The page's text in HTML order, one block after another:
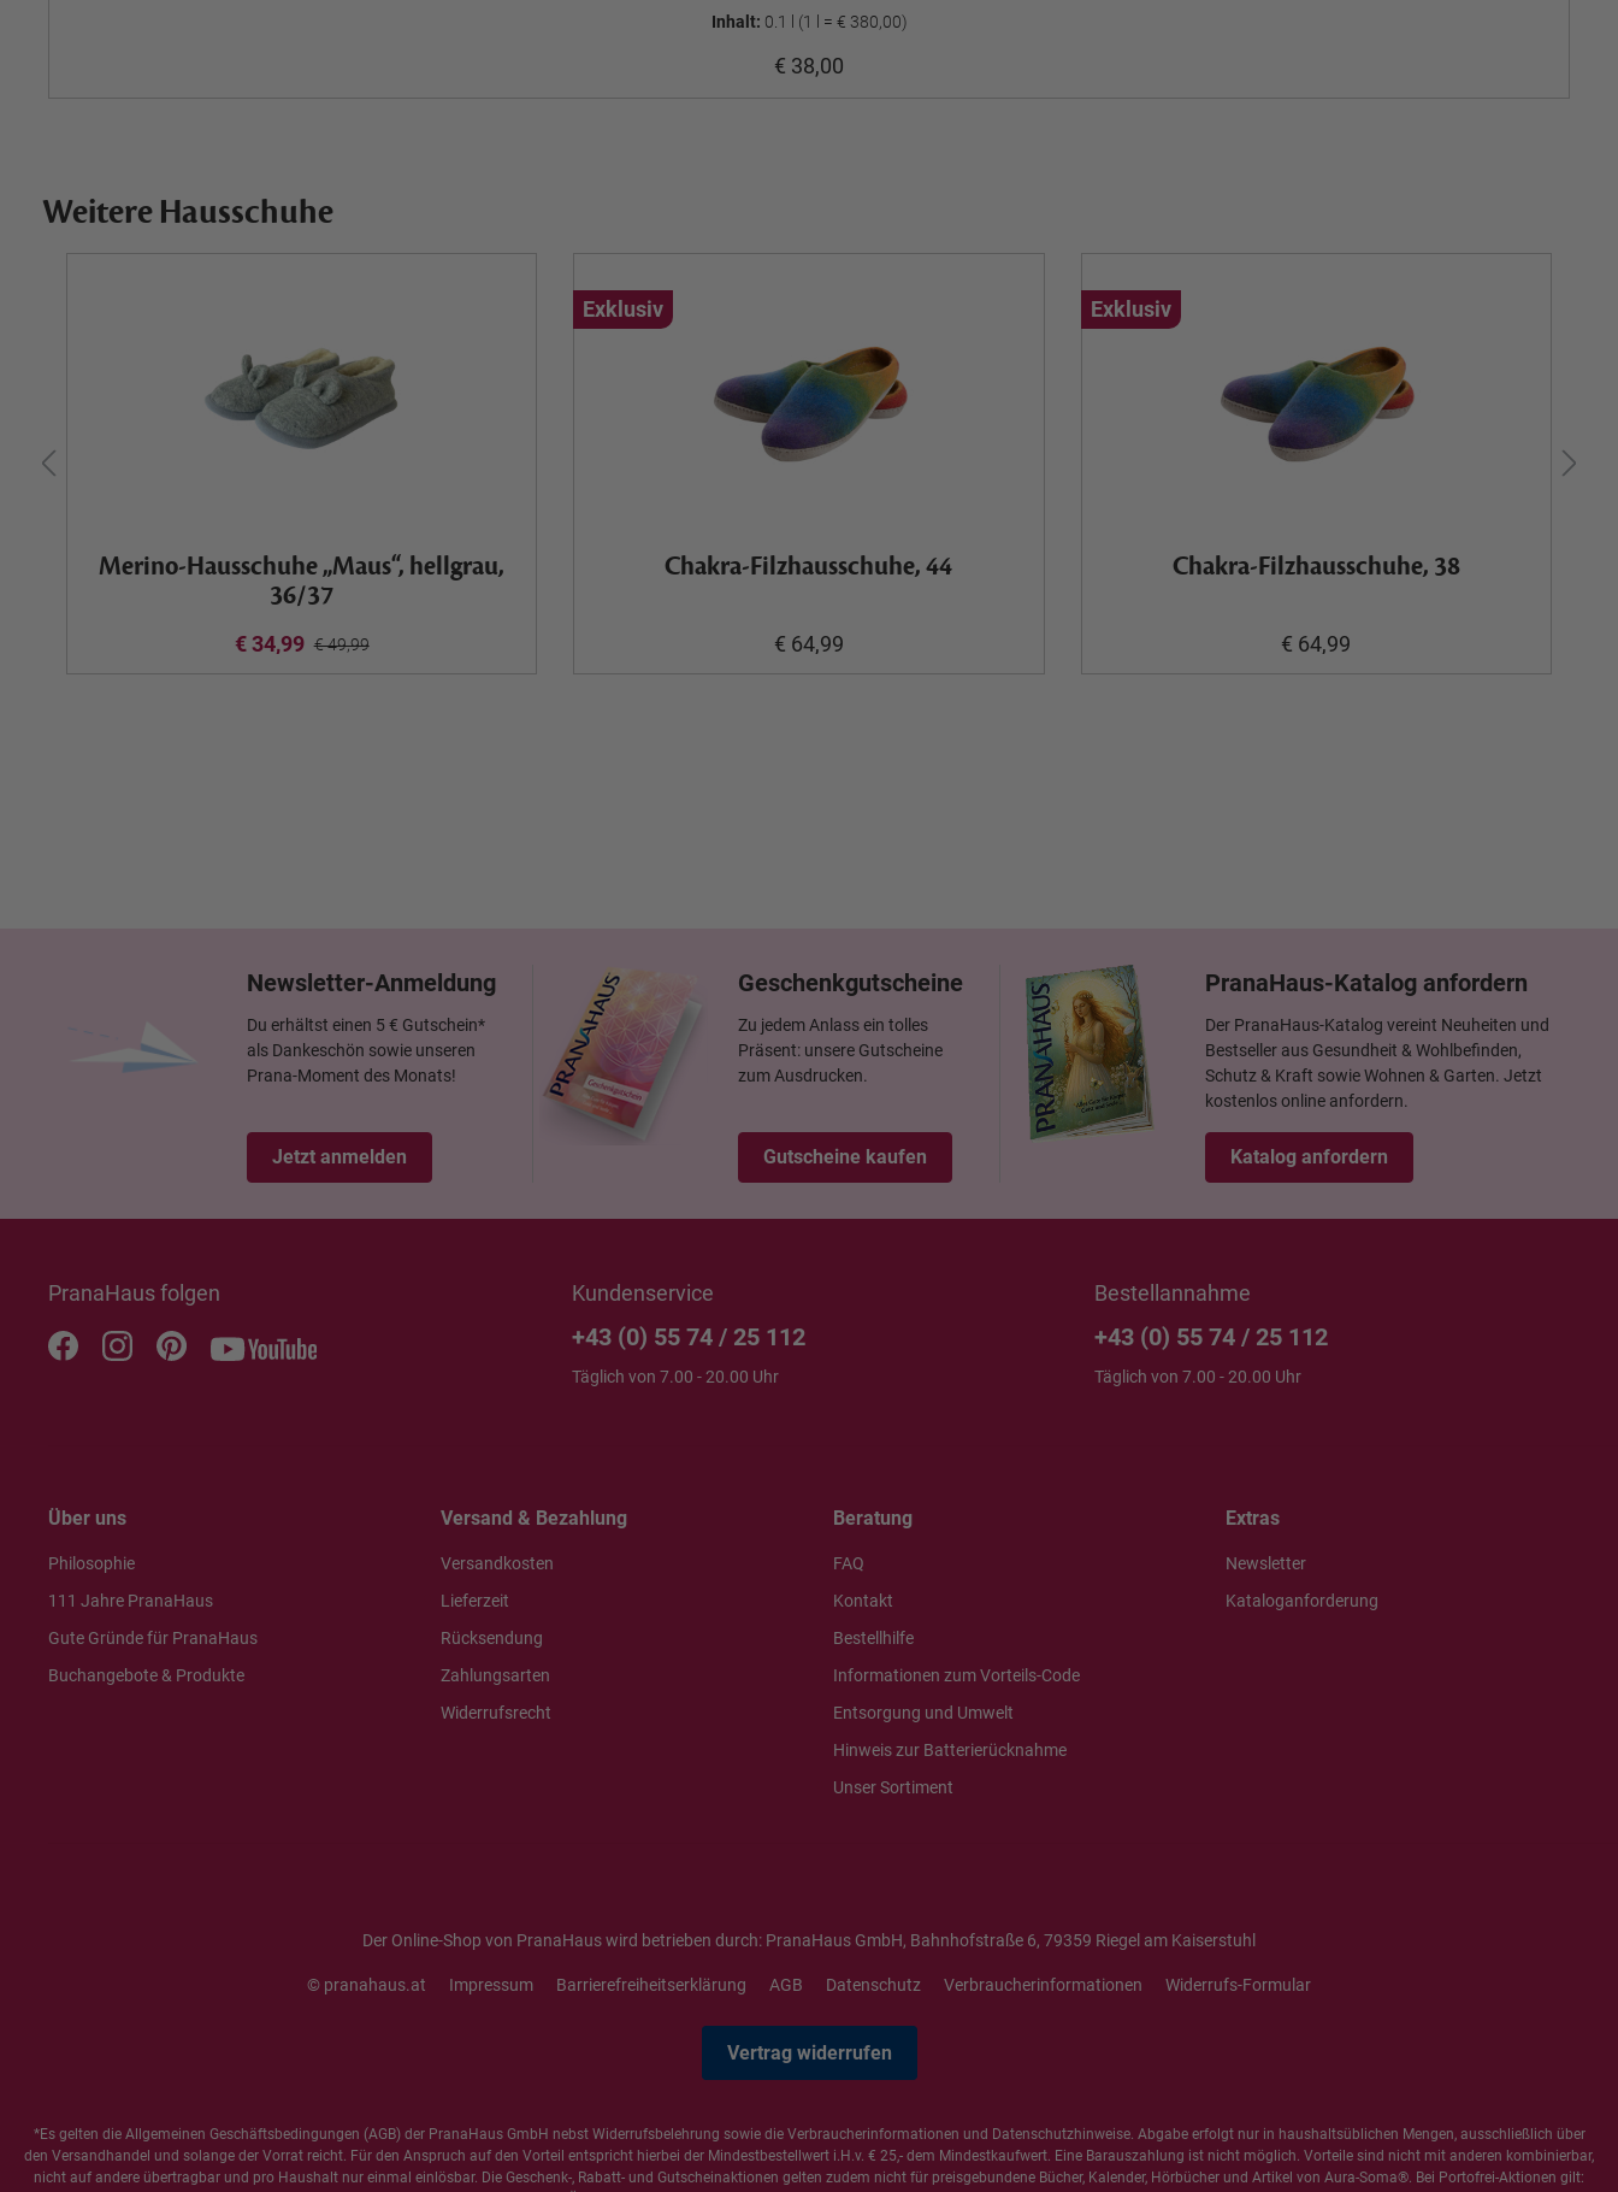
Inhalt: 0.1 l (1 l = € 380,00)
€ 38,00
Weitere Hausschuhe
Merino-Hausschuhe „Maus“, hellgrau,
36/37
€ 34,99 € 49,99
Exklusiv
Chakra-Filzhausschuhe, 44
€ 64,99
Exklusiv
Chakra-Filzhausschuhe, 38
€ 64,99
Newsletter-Anmeldung
Du erhältst einen 5 € Gutschein*
als Dankeschön sowie unseren
Prana-Moment des Monats!
Jetzt anmelden
Geschenkgutscheine
Zu jedem Anlass ein tolles
Präsent: unsere Gutscheine
zum Ausdrucken.
Gutscheine kaufen
PranaHaus-Katalog anfordern
Der PranaHaus-Katalog vereint Neuheiten und
Bestseller aus Gesundheit & Wohlbefinden,
Schutz & Kraft sowie Wohnen & Garten. Jetzt
kostenlos online anfordern.
Katalog anfordern
PranaHaus folgen Kundenservice
+43 (0) 55 74 / 25 112
Täglich von 7.00 - 20.00 Uhr
Bestellannahme
+43 (0) 55 74 / 25 112
Täglich von 7.00 - 20.00 Uhr
Über uns
Philosophie
111 Jahre PranaHaus
Gute Gründe für PranaHaus
Buchangebote & Produkte
Versand & Bezahlung
Versandkosten
Lieferzeit
Rücksendung
Zahlungsarten
Widerrufsrecht
Beratung
FAQ
Kontakt
Bestellhilfe
Informationen zum Vorteils-Code
Entsorgung und Umwelt
Hinweis zur Batterierücknahme
Unser Sortiment
Extras
Newsletter
Kataloganforderung
Der Online-Shop von PranaHaus wird betrieben durch: PranaHaus GmbH, Bahnhofstraße 6, 79359 Riegel am Kaiserstuhl
© pranahaus.at Impressum Barrierefreiheitserklärung AGB Datenschutz Verbraucherinformationen Widerrufs-Formular
Vertrag widerrufen
*Es gelten die Allgemeinen Geschäftsbedingungen (AGB) der PranaHaus GmbH nebst Widerrufsbelehrung sowie die Verbraucherinformationen und Datenschutzhinweise. Abgabe erfolgt nur in haushaltsüblichen Mengen, ausschließlich über
den Versandhandel und solange der Vorrat reicht. Für den Anspruch auf den Vorteil entspricht hierbei der Mindestbestellwert i.H.v. € 25,- dem Mindestkaufwert. Eine Barauszahlung ist nicht möglich. Vorteile sind nicht mit anderen kombinierbar,
nicht auf andere übertragbar und pro Haushalt nur einmal einlösbar. Die Geschenk-, Rabatt- und Gutscheinaktionen gelten zudem nicht für preisgebundene Bücher, Kalender, Hörbücher und Artikel von Aura-Soma®. Bei Portofrei-Aktionen gilt: